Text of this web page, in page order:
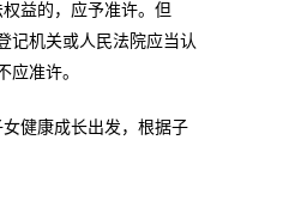
益的，应予准许。但
记机关或人民法院应当认
准许。
健康成长出发，根据子